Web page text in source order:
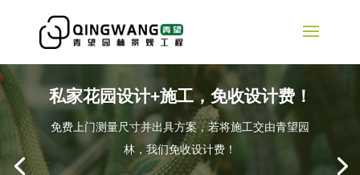
私家花园设计+施工，免收设计费！
免费上门测量尺寸并出具方案，若将施工交由青望园
林，我们免收设计费！